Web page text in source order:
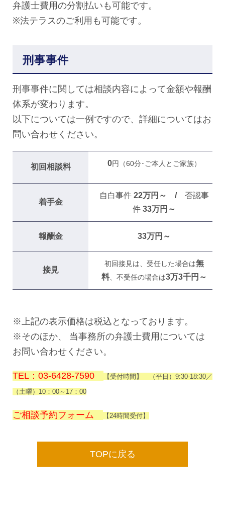
弁護士費用の分割払いも可能です。
※法テラスのご利用も可能です。
刑事事件
刑事事件に関しては相談内容によって金額や報酬
体系が変わります。
以下については一例ですので、詳細についてはお
問い合わせください。
初回相談料 0円（60分･ご本人とご家族）
着手金
自白事件 22万円～ / 否認事
件 33万円～
報酬金 33万円～
接見
初回接見は、受任した場合は無
料、不受任の場合は3万3千円～
※上記の表示価格は税込となっております。
※そのほか、 当事務所の弁護士費用については
お問い合わせください。
TEL：03-6428-7590
【受付時間】 （平日）9:30-18:30／
（土曜）10：00～17：00
ご相談予約フォーム 【24時間受付】
TOPに戻る